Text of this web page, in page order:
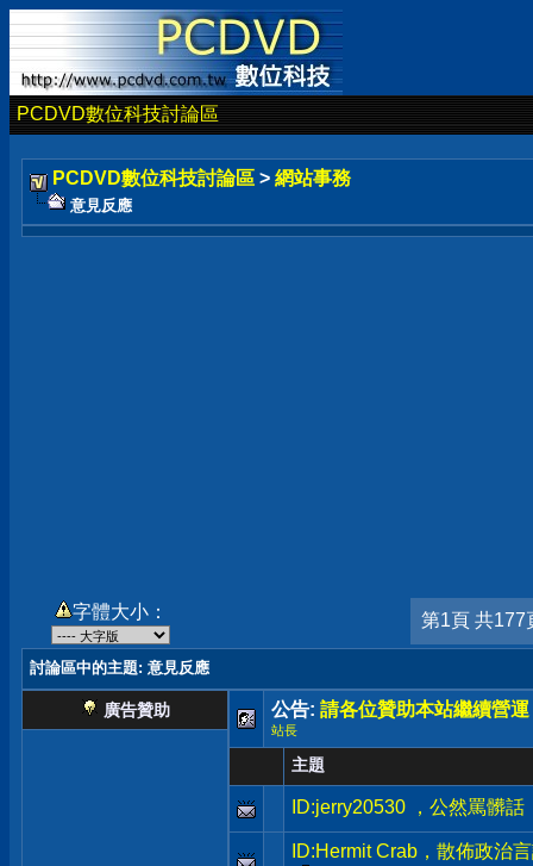
PCDVD數位科技討論區
PCDVD數位科技討論區 > 網站事務
意見反應
字體大小： 第1頁 共177
討論區中的主題: 意見反應
廣告贊助 公告: 請各位贊助本站繼續營運
站長
主題
ID:jerry20530 ，公然罵髒
ID:Hermit Crab，散佈政治